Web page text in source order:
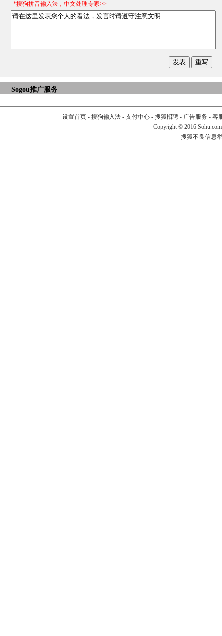
*搜狗拼音输入法，中文处理专家>>
Sogou推广服务
设置首页- 搜狗输入法- 支付中心- 搜狐招聘- 广告服务 - 客
Copyright © 2016
搜狐不良信息